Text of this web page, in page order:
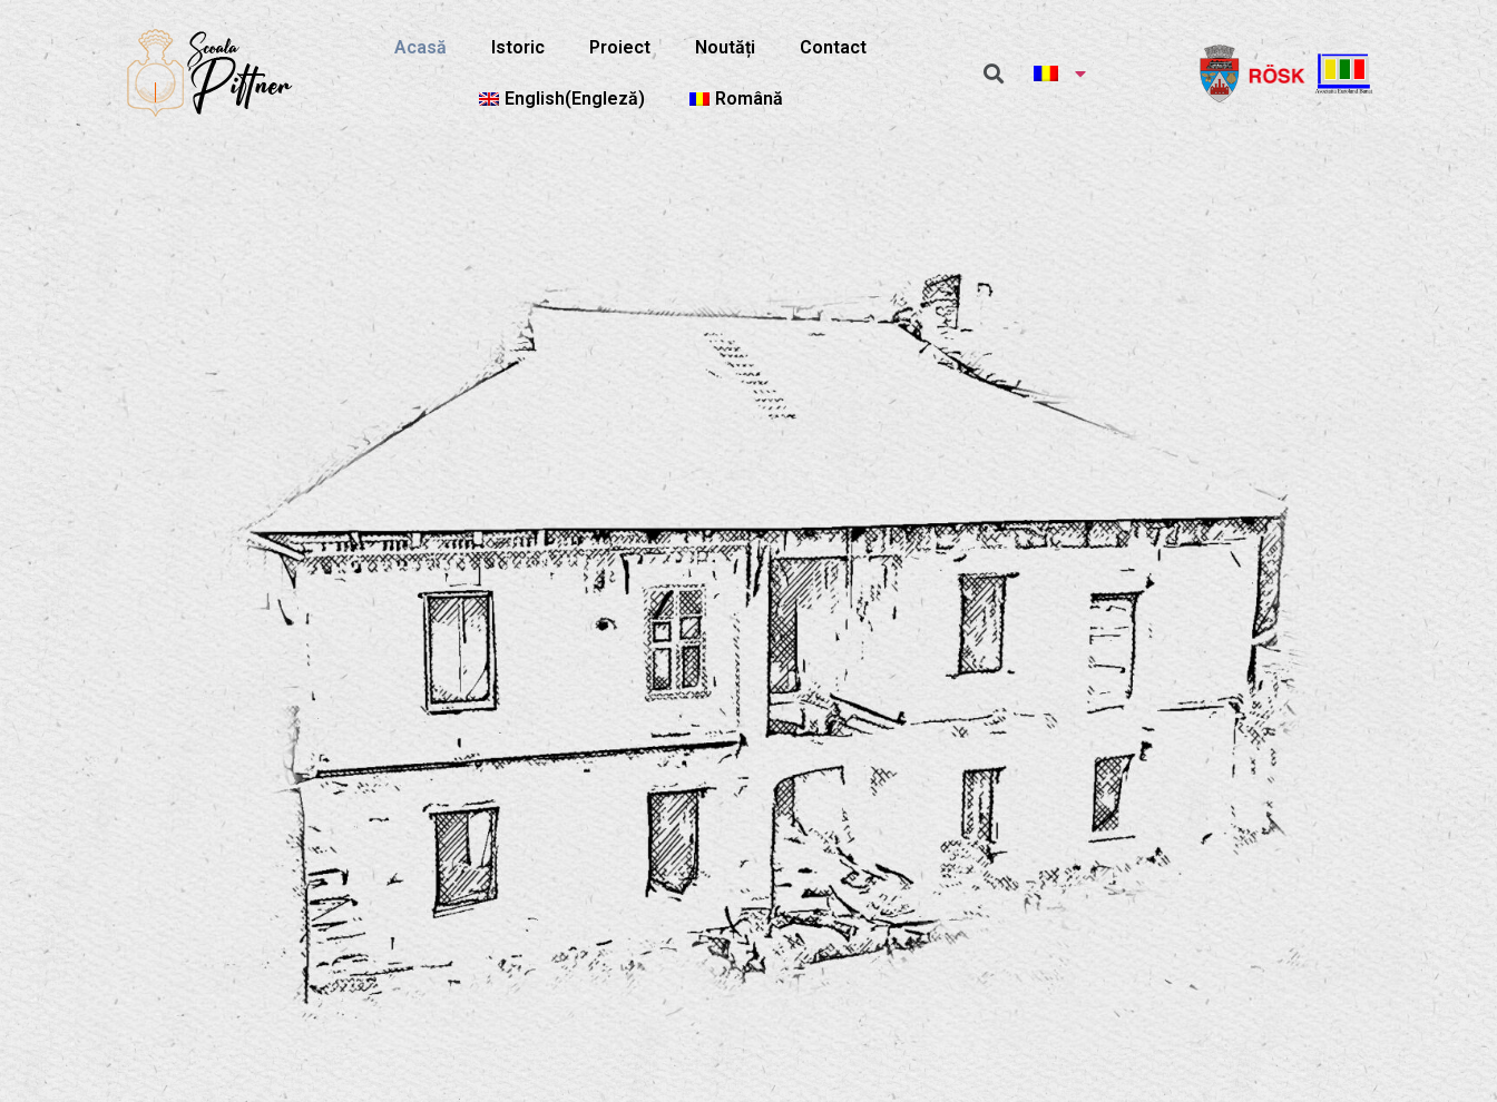
Acasă Istoric Proiect Noutăți Contact
English(Engleză) Română